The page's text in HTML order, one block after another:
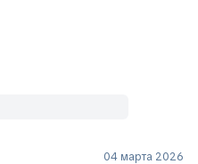
04 марта 2026